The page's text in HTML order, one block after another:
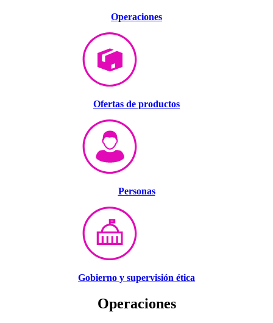
Operaciones
Ofertas de productos
Personas
Gobierno y supervisión ética
Operaciones